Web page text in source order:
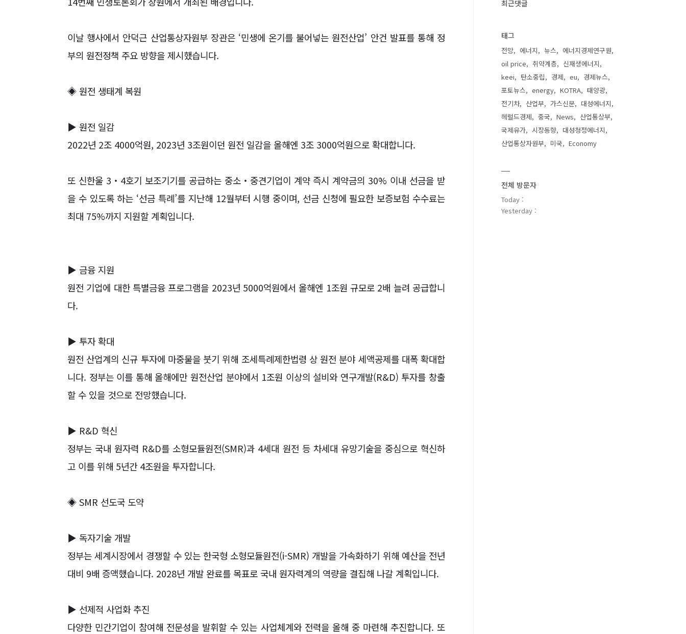
이날 행사에서 안덕근 산업통상자원부 장관은 ‘민생에 온기를 불어넣는 원전산업’ 안건 발표를 통해 정
부의 원전정책 주요 방향을 제시했습니다.
◈원전 생태계 복원
▶ 원전 일감
2022년 2조 4000억원, 2023년 3조원이던 원전 일감을 올해엔 3조 3000억원으로 확대합니다.
또 신한울 3 ‧ 4호기 보조기기를 공급하는 중소‧ 중견기업이 계약 즉시 계약금의 30% 이내 선금을 받
을 수 있도록 하는 ‘선금 특례’를 지난해 12월부터 시행 중이며, 선금 신청에 필요한 보증보험 수수료는
최대 75%까지 지원할 계획입니다.
▶ 금융 지원
원전 기업에 대한 특별금융 프로그램을 2023년 5000억원에서 올해엔 1조원 규모로 2배 늘려 공급합니
다.
▶ 투자 확대
원전 산업계의 신규 투자에 마중물을 붓기 위해 조세특례제한법령 상 원전 분야 세액공제를 대폭 확대합
니다. 정부는 이를 통해 올해에만 원전산업 분야에서 1조원 이상의 설비와 연구개발(R&D) 투자를 창출
할 수 있을 것으로 전망했습니다.
▶ R&D 혁신
정부는 국내 원자력 R&D를 소형모듈원전(SMR)과 4세대 원전 등 차세대 유망기술을 중심으로 혁신하
고 이를 위해 5년간 4조원을 투자합니다.
◈SMR 선도국 도약
▶ 독자기술 개발
정부는 세계시장에서 경쟁할 수 있는 한국형 소형모듈원전(i-SMR) 개발을 가속화하기 위해 예산을 전년
대비 9배 증액했습니다. 2028년 개발 완료를 목표로 국내 원자력계의 역량을 결집해 나갈 계획입니다.
▶ 선제적 사업화 추진
다양한 민간기업이 참여해 전문성을 발휘할 수 있는 사업체계와 전력을 올해 중 마련해 추진합니다. 또
최근댓글
태그
전망 에너지 뉴스
에너지경제연구원
oil price
취약계층
신재생에너지
keei
탄소중립 경제 eu
경제뉴스
포토뉴스
energy KOTRA
태양광
전기차
산업부 가스신문
대성에너지
헤럴드경제
중국 News
산업통상부
국제유가
시장동향
대성청정에너지
산업통상자원부
미국 Economy
전체 방문자
Today :
Yesterday :